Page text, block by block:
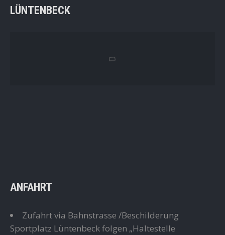
LÜNTENBECK
ANFAHRT
Zufahrt via Bahnstrasse /Beschilderung
Sportplatz Lüntenbeck folgen „Haltestelle